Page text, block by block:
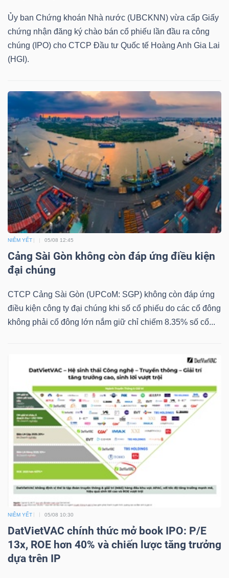
Ủy ban Chứng khoán Nhà nước (UBCKNN) vừa cấp Giấy
chứng nhận đăng ký chào bán cổ phiếu lần đầu ra công
chúng (IPO) cho CTCP Đầu tư Quốc tế Hoàng Anh Gia Lai
(HGI).
NIÊM YẾT 05/08 12:45
Cảng Sài Gòn không còn đáp ứng điều kiện
đại chúng
CTCP Cảng Sài Gòn (UPCoM: SGP) không còn đáp ứng
điều kiện công ty đại chúng khi số cổ phiếu do các cổ đông
không phải cổ đông lớn nắm giữ chỉ chiếm 8.35% số cổ...
NIÊM YẾT 05/08 10:30
DatVietVAC chính thức mở book IPO: P/E
13x, ROE hơn 40% và chiến lược tăng trưởng
dựa trên IP
ĐẦU
TƯ
XUẤT
LIỆU
Ngành
(-)
VS-
SECTOR
LƯỢNG
VẬT
LIỆU
CÔNG
NGHIỆP
DÙNG
KHÔNG